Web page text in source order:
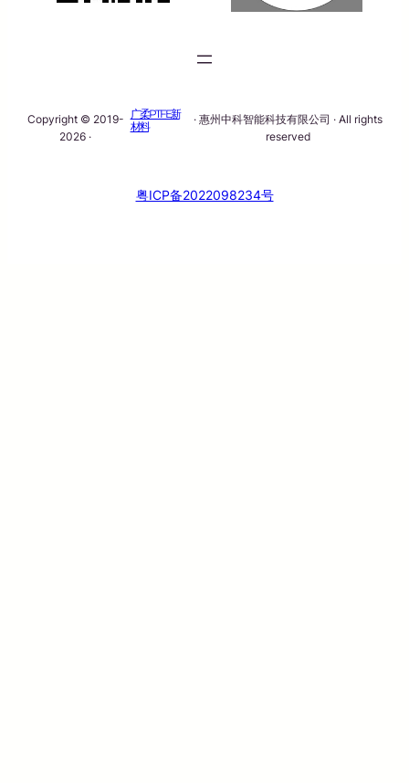
Copyright © 2019-
2026 ·
广柔PTFE新
材料
· 惠州中科智能科技有限公司 · All rights
reserved
粤ICP备2022098234号